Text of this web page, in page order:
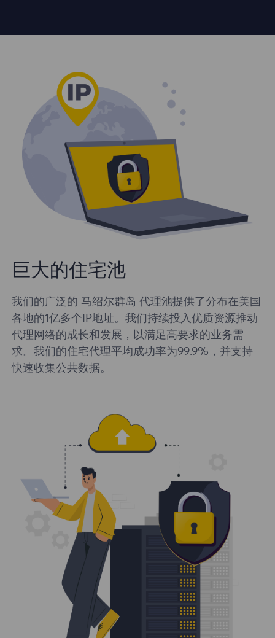
巨大的住宅池
我们的广泛的 马绍尔群岛 代理池提供了分布在美国
各地的1亿多个IP地址。我们持续投入优质资源推动
代理网络的成长和发展，以满足高要求的业务需
求。我们的住宅代理平均成功率为99.9%，并支持
快速收集公共数据。